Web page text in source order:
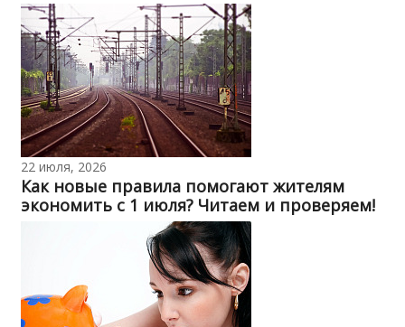
22 июля, 2026
Как новые правила помогают жителям
экономить с 1 июля? Читаем и проверяем!